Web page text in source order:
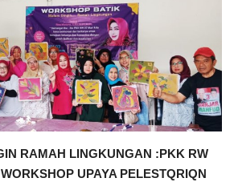
RAMAH LINGKUNGAN :PKK RW
UPAYA PELESTQRIQN